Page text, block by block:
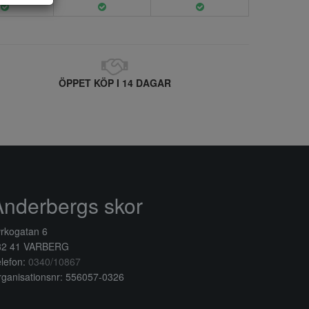
ÖPPET KÖP I 14 DAGAR
skor
6
41 VARBERG
0340/10867
556057-0326